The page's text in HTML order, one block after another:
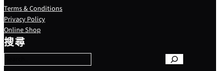
Terms & Conditions
Privacy Policy
Online Shop
搜尋
S
e
a
c